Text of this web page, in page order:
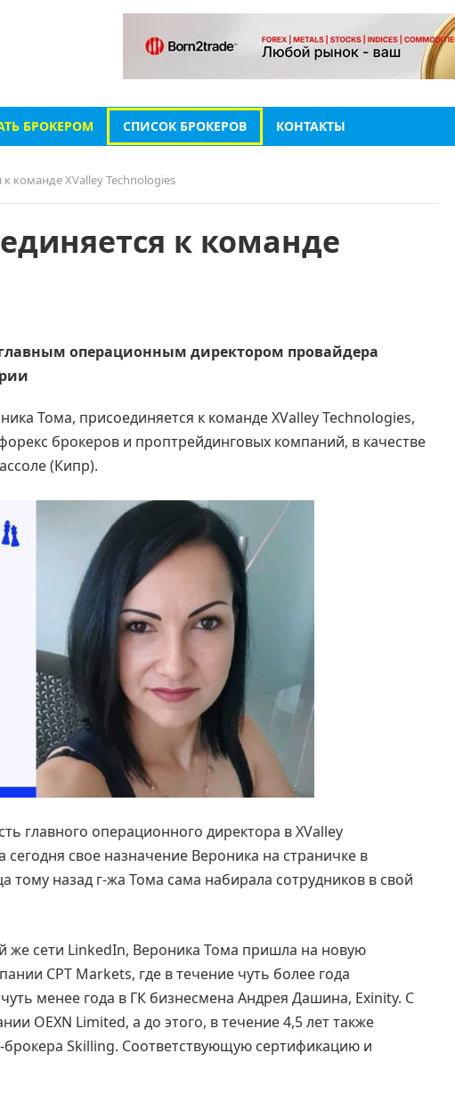
БРОКЕРОМ СПИСОК БРОКЕРОВ КОНТАКТЫ
команде XValley Technologies
к команде
операционным директором провайдера
Тома, присоединяется к команде XValley Technologies,
брокеров и проптрейдинговых компаний, в качестве
(Кипр).
главного операционного директора в XValley
свое назначение Вероника на страничке в
тому назад г-жа Тома сама набирала сотрудников в свой
же сети LinkedIn, Вероника Тома пришла на новую
CPT Markets, где в течение чуть более года
менее года в ГК бизнесмена Андрея Дашина, Exinity. С
OEXN Limited, а до этого, в течение 4,5 лет также
брокера Skilling. Соответствующую сертификацию и